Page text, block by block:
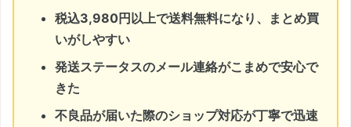
税込3,980円以上で送料無料になり、まとめ買
いがしやすい
発送ステータスのメール連絡がこまめで安心で
きた
不良品が届いた際のショップ対応が丁寧で迅速